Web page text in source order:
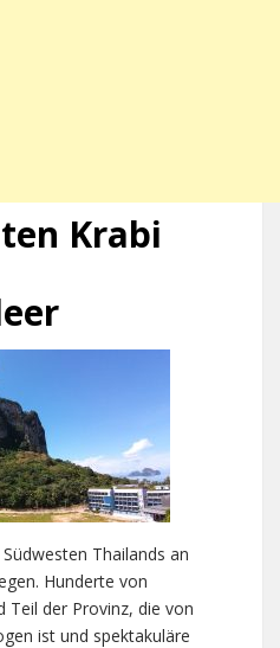
Krabi
Thailands an
Hunderte von
Teil der Provinz, die von
ist und spektakuläre